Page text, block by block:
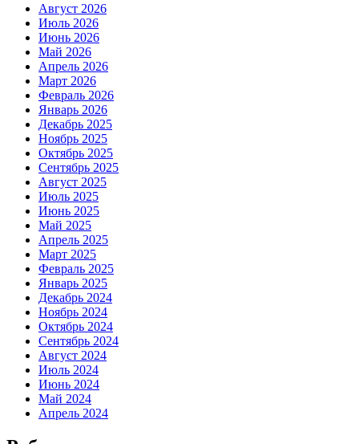
Август 2026
Июль 2026
Июнь 2026
Май 2026
Апрель 2026
Март 2026
Февраль 2026
Январь 2026
Декабрь 2025
Ноябрь 2025
Октябрь 2025
Сентябрь 2025
Август 2025
Июль 2025
Июнь 2025
Май 2025
Апрель 2025
Март 2025
Февраль 2025
Январь 2025
Декабрь 2024
Ноябрь 2024
Октябрь 2024
Сентябрь 2024
Август 2024
Июль 2024
Июнь 2024
Май 2024
Апрель 2024